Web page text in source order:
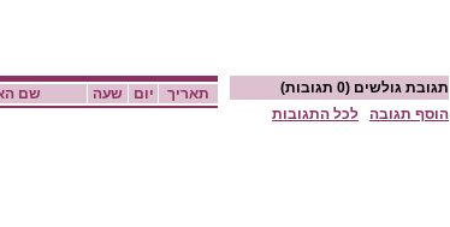
שם שעה יום תאריך תגובת גולשים (0 תגובות)
הוסף תגובה
לכל התגובות